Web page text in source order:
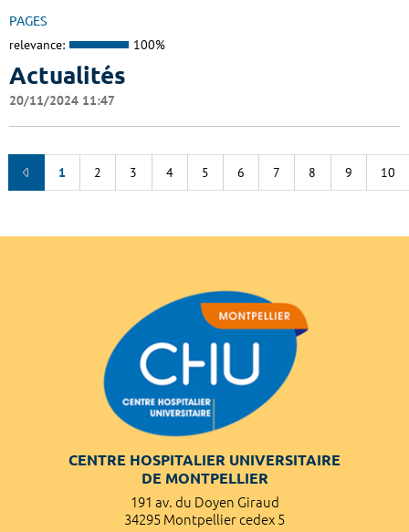
PAGES
relevance: 100%
Actualités
20/11/2024 11:47
1 2 3 4 5 6 7 8 9 10
CENTRE HOSPITALIER UNIVERSITAIRE
DE MONTPELLIER
191 av. du Doyen Giraud
34295 Montpellier cedex 5